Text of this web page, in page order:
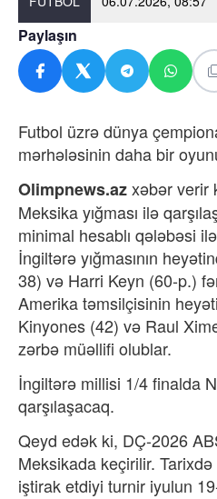
Paylaşın
Futbol üzrə dünya
mərhələsinin daha bir
Olimpnews.azxəbər verir
Meksika yığması ilə
minimal hesablı qələbəsi
İngiltərə yığmasının
38) və Harri Keyn (60-p.)
Amerika təmsilçisinin
Kinyones (42) və Raul
zərbə müəllifi olublar.
İngiltərə millisi 1/4 finalda
qarşılaşacaq.
Qeyd edək ki, DÇ-2026
Meksikada keçirilir.
iştirak etdiyi turnir iyulun